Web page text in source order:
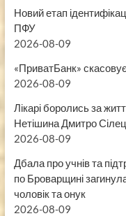
Новий етап
ПФУ
2026-08-09
«ПриватБанк» скасовує
2026-08-09
Лікарі боролись за
Нетішина Дмитро
2026-08-09
Дбала про учнів та
по Броварщині
чоловік та онук
2026-08-09